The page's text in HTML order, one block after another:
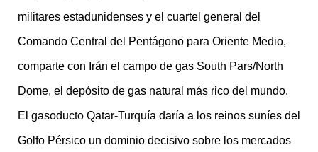
militares estadunidenses y el cuartel general del
Comando Central del Pentágono para Oriente Medio,
comparte con Irán el campo de gas South Pars/North
Dome, el depósito de gas natural más rico del mundo.
El gasoducto Qatar-Turquía daría a los reinos suníes del
Golfo Pérsico un dominio decisivo sobre los mercados